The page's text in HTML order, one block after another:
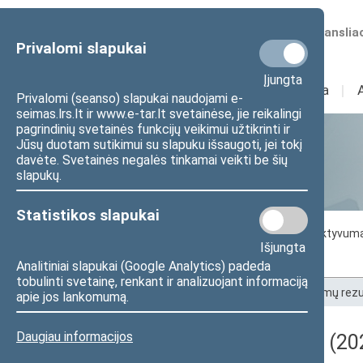
Privalomi slapukai
Įjungta
Privalomi (seanso) slapukai naudojami e-
seimas.lrs.lt ir www.e-tar.lt svetainėse, jie reikalingi
pagrindinių svetainės funkcijų veikimui užtikrinti ir
Jūsų duotam sutikimui su slapuku išsaugoti, jei tokį
davėte. Svetainės negalės tinkamai veikti be šių
slapukų.
Statistikos slapukai
Išjungta
Analitiniai slapukai (Google Analytics) padeda
tobulinti svetainę, renkant ir analizuojant informaciją
apie jos lankomumą.
Daugiau informacijos
Numatomos
Sudėtis Veikla I
Statistika
Seimo narių
Seimo narių balsavimų rezultatai
Pradžia Seimo narių balsavimų
Darbotvarkės klausimas